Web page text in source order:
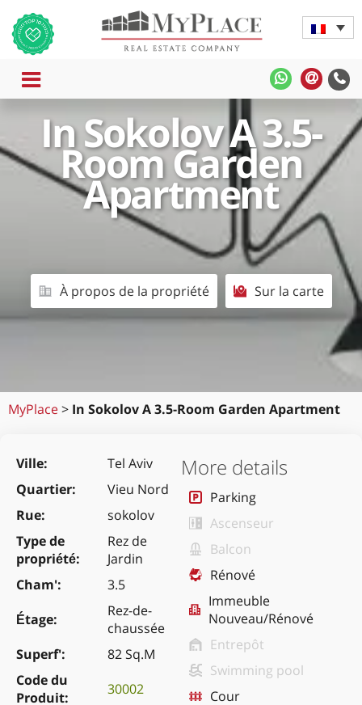
MyPlace
-
WhatsApp
-
Rapide
MENU
In Sokolov A 3.5-
Room Garden
Apartment
À propos de la propriété Sur la carte
MyPlace> In Sokolov A 3.5-Room Garden Apartment
Ville
Tel Aviv
Quartier
Vieu Nord
Rue
sokolov
Type de
propriété
Rez de
Jardin
Cham'
3.5
Étage
Rez-de-
chaussée
Superf'
82 Sq.M
Code du
Produit
30002
More details
Parking
Ascenseur
Balcon
Rénové
Immeuble
Nouveau/Rénové
Entrepôt
Swimming pool
Cour